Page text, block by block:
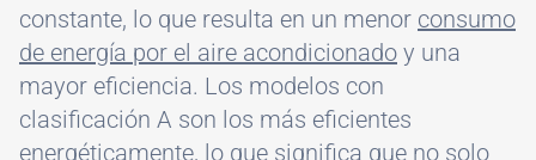
constante, lo que resulta en un menor consumo
de energía por el aire acondicionado y una
mayor eficiencia. Los modelos con
clasificación A son los más eficientes
energéticamente, lo que significa que no solo